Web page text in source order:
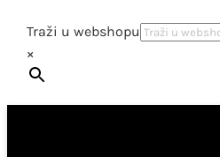
Traži u webshopu
×